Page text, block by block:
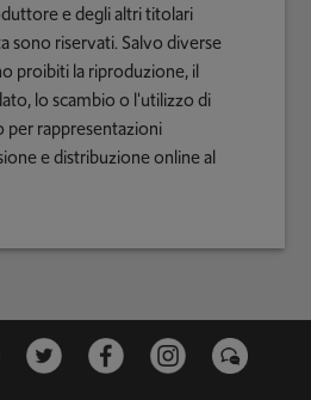
e degli altri titolari
sono riservati. Salvo diverse
proibiti la riproduzione, il
lo scambio o l'utilizzo di
rappresentazioni
e distribuzione online al